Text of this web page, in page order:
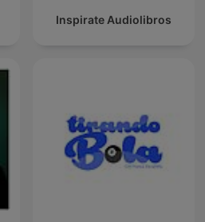
Inspirate Audiolibros